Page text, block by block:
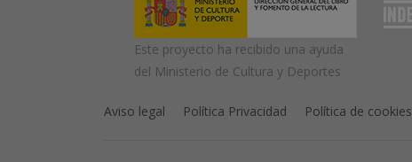
Este proyecto ha recibido una ayuda
del Ministerio de Cultura y Deportes
Aviso legal Política Privacidad Política de cookies